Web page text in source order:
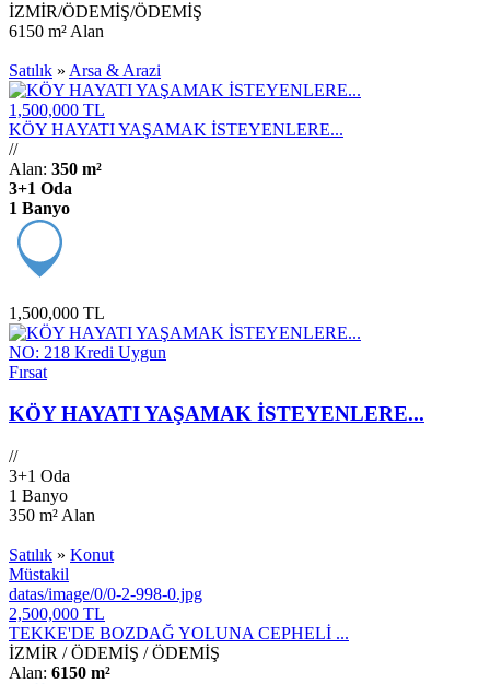
İZMİR/ÖDEMİŞ/ÖDEMİŞ
6150 m² Alan
Satılık » Arsa & Arazi
1,500,000 TL
KÖY HAYATI YAŞAMAK İSTEYENLERE...
//
Alan: 350 m²
3+1 Oda
1 Banyo
1,500,000 TL
NO: 218 Kredi Uygun
Fırsat
KÖY HAYATI YAŞAMAK İSTEYENLERE...
//
3+1 Oda
1 Banyo
350 m² Alan
Satılık » Konut
Müstakil
datas/image/0/0-2-998-0.jpg
2,500,000 TL
TEKKE'DE BOZDAĞ YOLUNA CEPHELİ ...
İZMİR /ÖDEMİŞ /ÖDEMİŞ
Alan: 6150 m²